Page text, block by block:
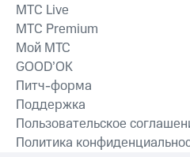
MTС Live
MTС Premium
Мой МТС
GOOD’OK
Питч-форма
Поддержка
Пользовательское
Политика